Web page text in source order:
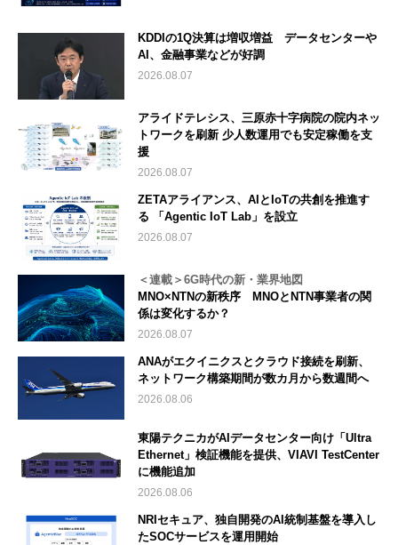
KDDIの1Q決算は増収増益 データセンターや
AI、金融事業などが好調
2026.08.07
アライドテレシス、三原赤十字病院の院内ネッ
トワークを刷新 少人数運用でも安定稼働を支
援
2026.08.07
ZETAアライアンス、AIとIoTの共創を推進す
る 「Agentic IoT Lab」を設立
2026.08.07
＜連載＞6G時代の新・業界地図
MNO×NTNの新秩序 MNOとNTN事業者の関
係は変化するか？
2026.08.07
ANAがエクイニクスとクラウド接続を刷新、
ネットワーク構築期間が数カ月から数週間へ
2026.08.06
東陽テクニカがAIデータセンター向け「Ultra
Ethernet」検証機能を提供、VIAVI TestCenter
に機能追加
2026.08.06
NRIセキュア、独自開発のAI統制基盤を導入し
たSOCサービスを運用開始